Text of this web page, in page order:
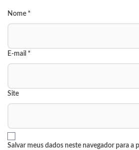
Nome *
E-mail *
Site
Salvar meus dados neste navegador para a